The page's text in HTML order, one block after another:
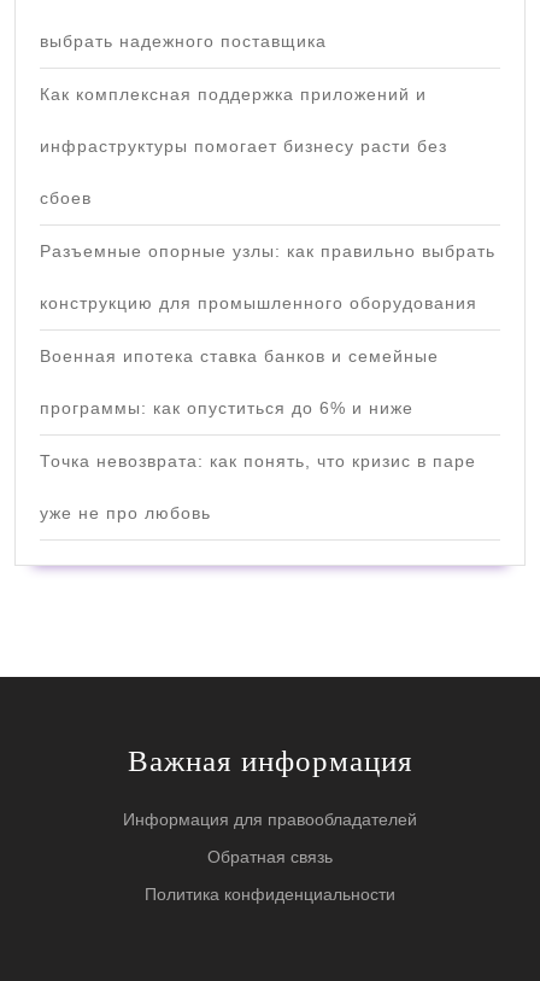
выбрать надежного поставщика
Как комплексная поддержка приложений и
инфраструктуры помогает бизнесу расти без
сбоев
Разъемные опорные узлы: как правильно выбрать
конструкцию для промышленного оборудования
Военная ипотека ставка банков и семейные
программы: как опуститься до 6% и ниже
Точка невозврата: как понять, что кризис в паре
уже не про любовь
Важная информация
Информация для правообладателей
Обратная связь
Политика конфиденциальности